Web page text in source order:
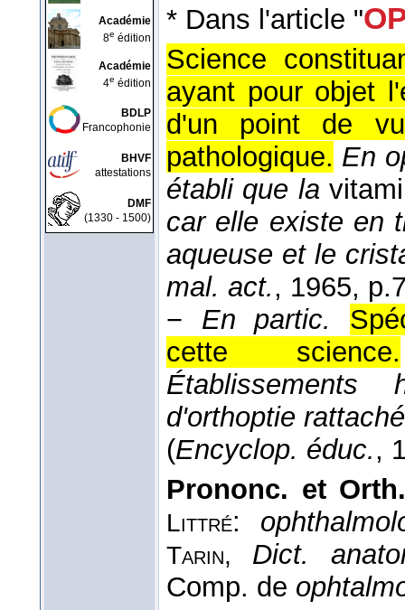
Académie
8e édition
Académie
4e édition
BDLP
Francophonie
BHVF
attestations
DMF
(1330 - 1500)
* Dans l'article "
Science
ayant pour objet
d'un point de
pathologique. En
établi que la
car elle existe en
aqueuse et le
mal. act., 1965,
− En partic.
cette science.
d'orthoptie
(Encyclop. éduc.,
Prononc. et
Littré:
Tarin, Dict.
Comp. de